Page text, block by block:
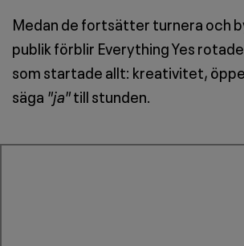
Medan de fortsätter turnera och
publik förblir Everything Yes
som startade allt: kreativitet,
säga "ja"till stunden.